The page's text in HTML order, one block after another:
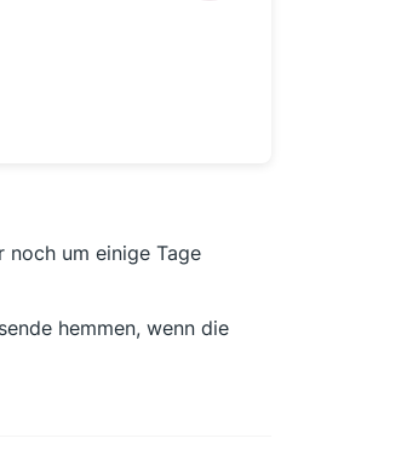
noch um einige Tage
hemmen, wenn die